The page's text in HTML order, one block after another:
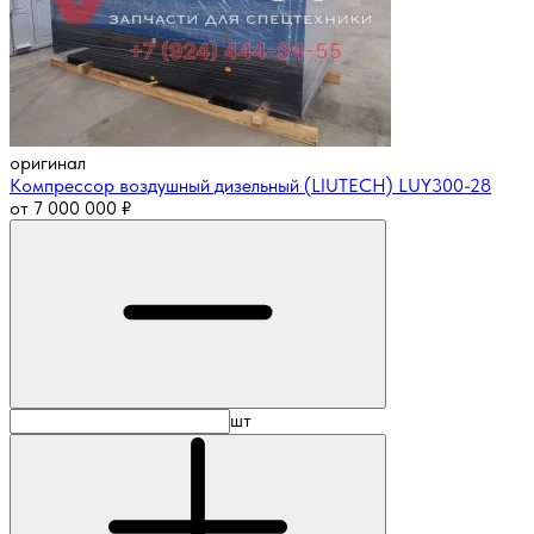
оригинал
Компрессор воздушный дизельный (LIUTECH) LUY300-28
от 7 000 000 ₽
шт